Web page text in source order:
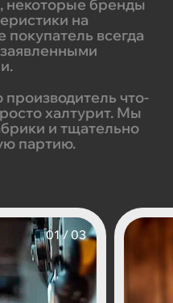
некоторые бренды
на
покупатель всегда
производитель что-
халтурит. Мы
и тщательно
партию.
/ 03